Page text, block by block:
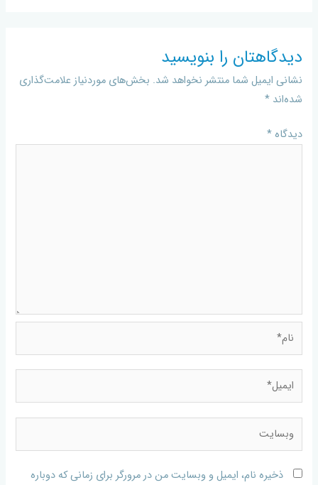
دیدگاهتان را بنویسید
نشانی ایمیل شما منتشر نخواهد شد. بخش‌های موردنیاز علامت‌گذاری
شده‌اند*
دیدگاه*
ذخیره نام، ایمیل و وبسایت من در مرورگر برای زمانی که دوباره